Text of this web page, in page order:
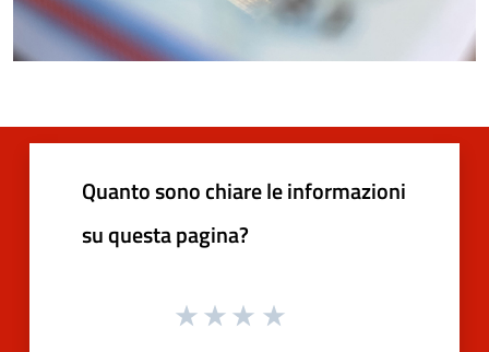
Quanto sono chiare le informazioni
su questa pagina?